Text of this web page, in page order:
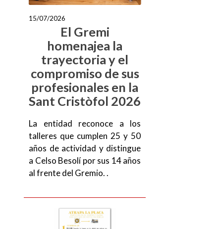
15/07/2026
El Gremi
homenajea la
trayectoria y el
compromiso de sus
profesionales en la
Sant Cristòfol 2026
La entidad reconoce a los
talleres que cumplen 25 y 50
años de actividad y distingue
a Celso Besolí por sus 14 años
al frente del Gremio. .